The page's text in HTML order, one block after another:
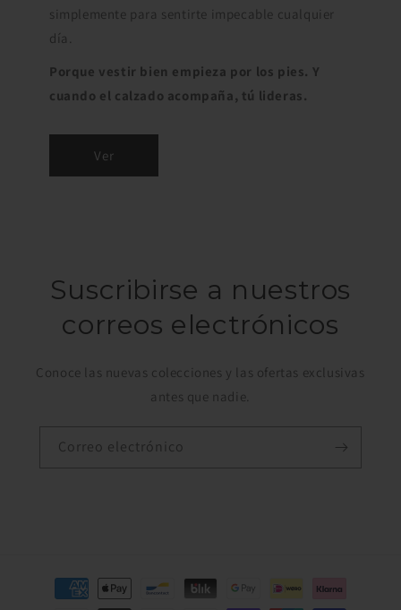
simplemente para sentirte impecable cualquier
día.
Porque vestir bien empieza por los pies. Y
cuando el calzado acompaña, tú lideras.
Ver
Suscribirse a nuestros
correos electrónicos
Conoce las nuevas colecciones y las ofertas exclusivas
antes que nadie.
Correo electrónico
Formas